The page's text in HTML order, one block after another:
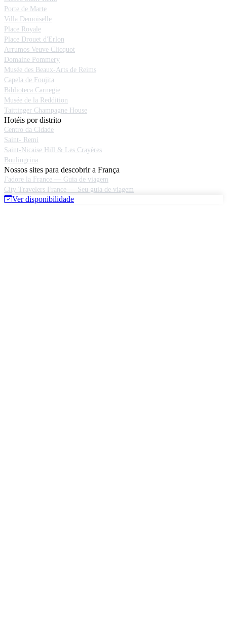
Porte de Marte
Villa Demoiselle
Place Royale
Place Drouet d'Erlon
Arrumos Veuve Clicquot
Domaine Pommery
Musée des Beaux-Arts de Reims
Capela de Foujita
Biblioteca Carnegie
Musée de la Reddition
Taittinger Champagne House
Hotéis por distrito
Centro da Cidade
Saint- Remi
Saint-Nicaise Hill & Les Crayères
Boulingrina
Nossos sites para descobrir a França
J'adore la France — Guia de viagem
City Travelers France — Seu guia de viagem
Ver disponibilidade